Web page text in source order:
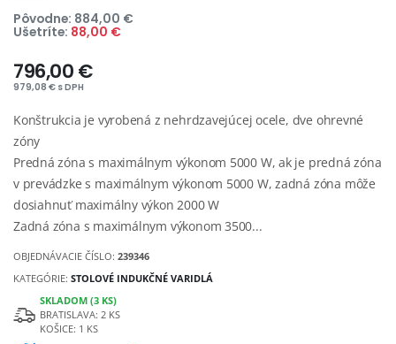
Pôvodne: 884,00 €
Ušetríte: 88,00 €
796,00 €
979,08 € s DPH
Konštrukcia je vyrobená z nehrdzavejúcej ocele, dve ohrevné
zóny
Predná zóna s maximálnym výkonom 5000 W, ak je predná zóna
v prevádzke s maximálnym výkonom 5000 W, zadná zóna môže
dosiahnuť maximálny výkon 2000 W
Zadná zóna s maximálnym výkonom 3500...
OBJEDNÁVACIE ČÍSLO:239346
KATEGÓRIE:STOLOVÉ INDUKČNÉ VARIDLÁ
SKLADOM (3 KS)
BRATISLAVA: 2 KS
KOŠICE: 1 KS